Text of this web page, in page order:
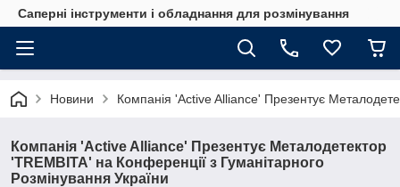
Саперні інструменти і обладнання для розмінування
Новини Компанія 'Active Alliance' Презентує
Компанія 'Active Alliance' Презентує Металодетектор
'TREMBITA' на Конференції з Гуманітарного
Розмінування України